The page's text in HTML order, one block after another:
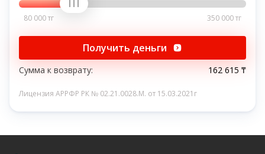
80 000 тг 350 000 тг
Получить деньги
Сумма к возврату: 162 615 ₸
Лицензия АРРФР РК № 02.21.0028.M. от 15.03.2021г